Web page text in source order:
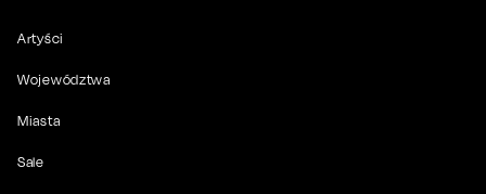
Artyści
Województwa
Miasta
Sale